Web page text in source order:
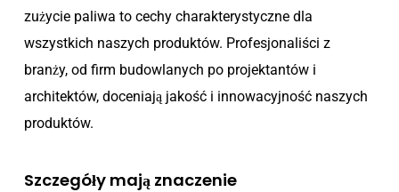
zużycie paliwa to cechy charakterystyczne dla
wszystkich naszych produktów. Profesjonaliści z
branży, od firm budowlanych po projektantów i
architektów, doceniają jakość i innowacyjność naszych
produktów.
Szczegóły mają znaczenie